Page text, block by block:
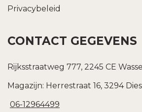
Privacybeleid
CONTACT GEGEVENS
Rijksstraatweg 777, 2245 CE
Magazijn: Herrestraat 16, 3294
06-12964499